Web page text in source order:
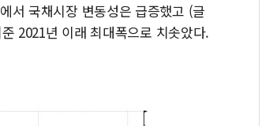
서 국채시장 변동성은 급증했고 (글
2021년 이래 최대폭으로 치솟았다.